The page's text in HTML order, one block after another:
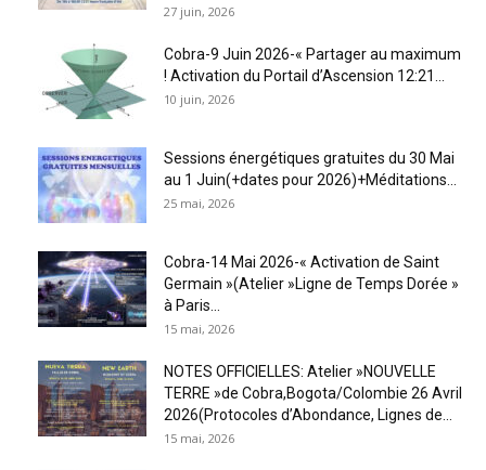
27 juin, 2026
Cobra-9 Juin 2026-« Partager au maximum
! Activation du Portail d’Ascension 12:21...
10 juin, 2026
Sessions énergétiques gratuites du 30 Mai
au 1 Juin(+dates pour 2026)+Méditations...
25 mai, 2026
Cobra-14 Mai 2026-« Activation de Saint
Germain »(Atelier »Ligne de Temps Dorée »
à Paris...
15 mai, 2026
NOTES OFFICIELLES: Atelier »NOUVELLE
TERRE »de Cobra,Bogota/Colombie 26 Avril
2026(Protocoles d’Abondance, Lignes de...
15 mai, 2026